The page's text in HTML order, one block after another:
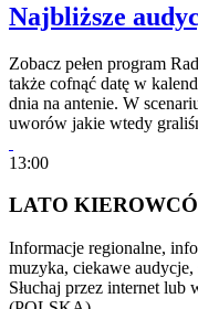
Najbliższe
Zobacz pełen program
także cofnąć datę w
dnia na antenie. W
uworów jakie wtedy
13:00
LATO
Informacje regionalne,
muzyka, ciekawe
Słuchaj przez internet